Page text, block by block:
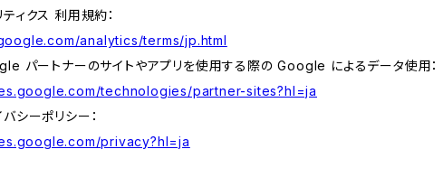
ィクス 利用規約：
analytics/terms/jp.html
パートナーのサイトやアプリを使用する際の Google によるデータ使用：
technologies/partner-sites?hl=ja
シーポリシー：
privacy?hl=ja